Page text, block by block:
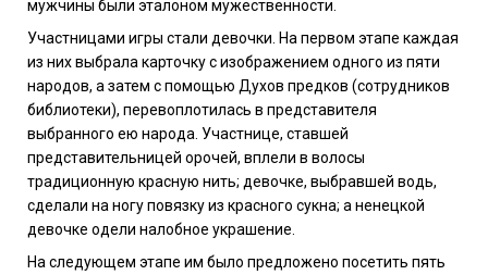
мужчины были эталоном мужественности.
Участницами игры стали девочки. На первом этапе каждая
из них выбрала карточку с изображением одного из пяти
народов, а затем с помощью Духов предков (сотрудников
библиотеки), перевоплотилась в представителя
выбранного ею народа. Участнице, ставшей
представительницей орочей, вплели в волосы
традиционную красную нить; девочке, выбравшей водь,
сделали на ногу повязку из красного сукна; а ненецкой
девочке одели налобное украшение.
На следующем этапе им было предложено посетить пять